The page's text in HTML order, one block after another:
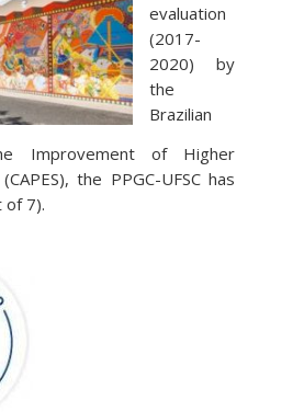
evaluation
(2017-
2020) by
the
Brazilian
Improvement of Higher
the PPGC-UFSC has
of 7).